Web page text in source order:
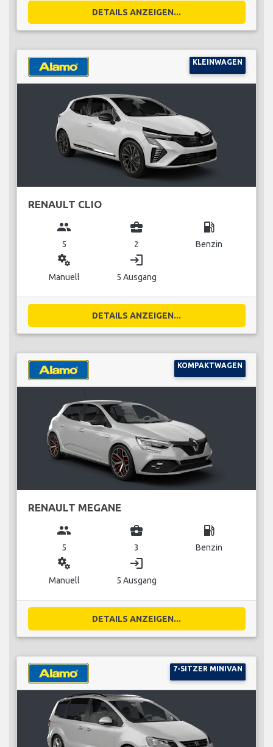
DETAILS ANZEIGEN...
KLEINWAGEN
RENAULT CLIO
group
5
business_center
2
local_gas_station
Benzin
miscellaneous_services
Manuell
login
5 Ausgang
DETAILS ANZEIGEN...
KOMPAKTWAGEN
RENAULT MEGANE
group
5
business_center
3
local_gas_station
Benzin
miscellaneous_services
Manuell
login
5 Ausgang
DETAILS ANZEIGEN...
7-SITZER MINIVAN